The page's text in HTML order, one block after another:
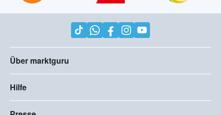
Über marktguru
Hilfe